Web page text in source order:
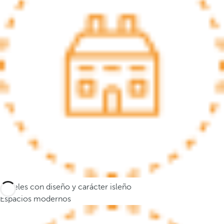
e
m
u
e
v
e
a
e
a
Hoteles con diseño y carácter isleño
Espacios modernos